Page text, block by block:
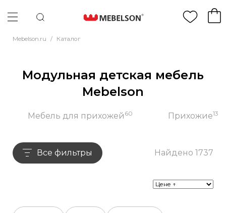
Mebelson.ru / Каталог
Модульная детская мебель
Mebelson
Мебель для прихожей 60 Прихожие13
Все фильтры Найдено 1737